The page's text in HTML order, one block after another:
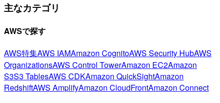
主なカテゴリ
AWSで探す
AWS特集AWS IAMAmazon CognitoAWS Security HubAWS
OrganizationsAWS Control TowerAmazon EC2Amazon
S3S3 TablesAWS CDKAmazon QuickSightAmazon
RedshiftAWS AmplifyAmazon CloudFrontAmazon Connect